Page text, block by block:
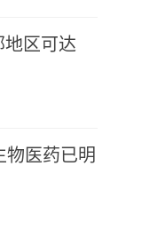
地区可达
物医药已明